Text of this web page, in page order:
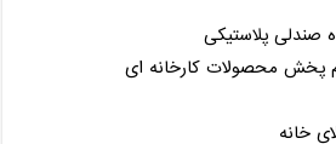
صندلی پلاستیکی
پخش محصولات کارخانه ای
خانه